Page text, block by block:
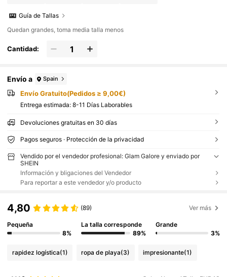
Guía de Tallas
Quedan grandes, toma media talla menos
Cantidad:
Envío a Spain
Envío Gratuito(Pedidos ≥ 9,00€)
Entrega estimada: 8-11 Días Laborables
Devoluciones gratuitas en 30 días
Pagos seguros · Protección de la privacidad
Vendido por el vendedor profesional: Glam Galore y enviado por
SHEIN
Información y bligaciones del Vendedor
Para reportar a este vendedor y/o producto
4,80 (89) Ver más
Pequeña
8%
La talla corresponde
89%
Grande
3%
rapidez logística(1) ropa de playa(3) impresionante(1)